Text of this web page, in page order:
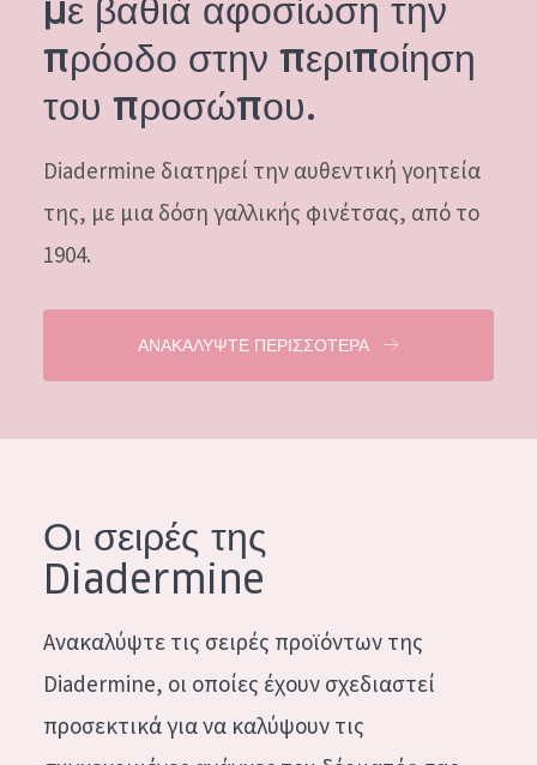
ΗΛΙΚΙΑ: 35 ΕΩΣ 55
ΩΡΙΜΟ ΔΕΡΜΑ
πρόοδο στην περιποίηση
του προσώπου.
Diadermine διατηρεί την αυθεντική γοητεία
της, με μια δόση γαλλικής φινέτσας, από το
1904.
ΑΝΑΚΑΛΥΨΤΕ ΠΕΡΙΣΣΟΤΕΡΑ
Οι σειρές της
Diadermine
Ανακαλύψτε τις σειρές προϊόντων της
Diadermine, οι οποίες έχουν σχεδιαστεί
προσεκτικά για να καλύψουν τις